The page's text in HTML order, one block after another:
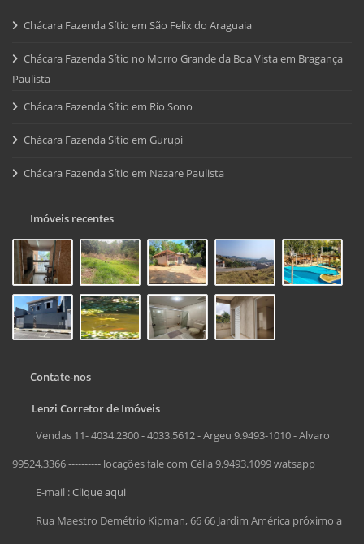
Chácara Fazenda Sítio em São Felix do Araguaia
Chácara Fazenda Sítio no Morro Grande da Boa Vista em Bragança
Paulista
Chácara Fazenda Sítio em Rio Sono
Chácara Fazenda Sítio em Gurupi
Chácara Fazenda Sítio em Nazare Paulista
Imóveis recentes
Contate-nos
Lenzi Corretor de Imóveis
Vendas 11- 4034.2300 - 4033.5612 - Argeu 9.9493-1010 - Alvaro
99524.3366 ---------- locações fale com Célia 9.9493.1099 watsapp
E-mail :Clique aqui
Rua Maestro Demétrio Kipman, 66 66 Jardim América próximo a